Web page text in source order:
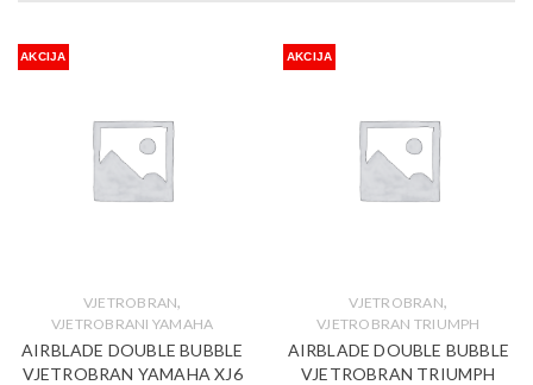
AKCIJA
VJETROBRAN,
VJETROBRANI YAMAHA
AIRBLADE DOUBLE BUBBLE
VJETROBRAN YAMAHA XJ6
AKCIJA
VJETROBRAN,
VJETROBRAN TRIUMPH
AIRBLADE DOUBLE BUBBLE
VJETROBRAN TRIUMPH